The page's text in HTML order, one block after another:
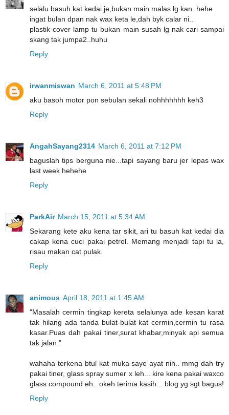
selalu basuh kat kedai je,bukan main malas lg kan..hehe
ingat bulan dpan nak wax keta le,dah byk calar ni..
plastik cover lamp tu bukan main susah lg nak cari sampai
skang tak jumpa2..huhu
Reply
irwanmiswan March 6, 2011 at 5:48 PM
aku basoh motor pon sebulan sekali nohhhhhhh keh3
Reply
AngahSayang2314 March 6, 2011 at 7:12 PM
baguslah tips berguna nie...tapi sayang baru jer lepas wax
last week hehehe
Reply
ParkAir March 15, 2011 at 5:34 AM
Sekarang kete aku kena tar sikit, ari tu basuh kat kedai dia
cakap kena cuci pakai petrol. Memang menjadi tapi tu la,
risau makan cat pulak.
Reply
animous April 18, 2011 at 1:45 AM
"Masalah cermin tingkap kereta selalunya ade kesan karat
tak hilang ada tanda bulat-bulat kat cermin,cermin tu rasa
kasar.Puas dah pakai tiner,surat khabar,minyak api semua
tak jalan."
wahaha terkena btul kat muka saye ayat nih.. mmg dah try
pakai tiner, glass spray sumer x leh... kire kena pakai waxco
glass compound eh.. okeh terima kasih... blog yg sgt bagus!
Reply